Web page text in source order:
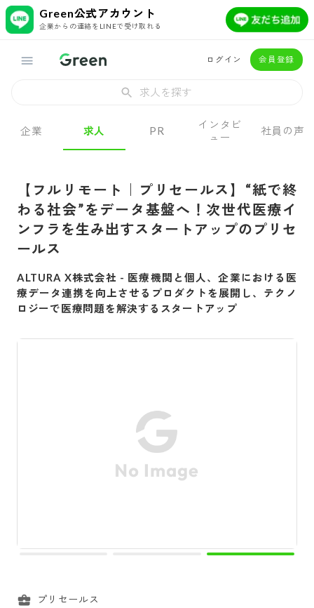
Green公式アカウント
企業からの連絡をLINEで受け取れる
ログイン 会員登録
求人を探す
企業 求人 PR
インタビ
ュー
社員の声
【フルリモート｜プリセールス】“紙で終
わる社会”をデータ基盤へ！次世代医療イ
ンフラを生み出すスタートアップのプリセ
ールス
ALTURA X株式会社 - 医療機関と個人、企業における医
療データ連携を向上させるプロダクトを展開し、テクノ
ロジーで医療問題を解決するスタートアップ
プリセールス